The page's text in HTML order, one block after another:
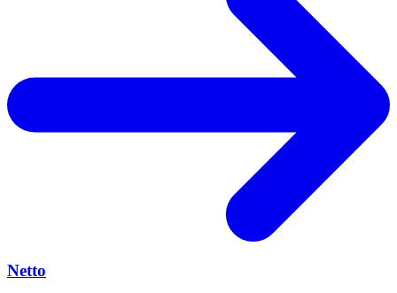
Netto